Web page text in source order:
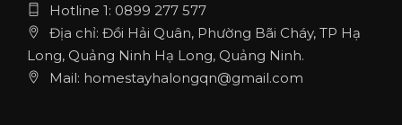
Hotline 1: 0899 277 577
Địa chỉ: Đồi Hải Quân, Phường Bãi Cháy, TP Hạ
Long, Quảng Ninh Hạ Long, Quảng Ninh.
Mail: homestayhalongqn@gmail.com